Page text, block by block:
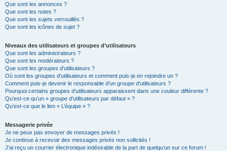
Que sont les annonces ?
Que sont les notes ?
Que sont les sujets verrouillés ?
Que sont les icônes de sujet ?
Niveaux des utilisateurs et groupes d’utilisateurs
Que sont les administrateurs ?
Que sont les modérateurs ?
Que sont les groupes d’utilisateurs ?
Où sont les groupes d’utilisateurs et comment puis-je en rejoindre un ?
Comment puis-je devenir le responsable d’un groupe d’utilisateurs ?
Pourquoi certains groupes d’utilisateurs apparaissent dans une couleur différente ?
Qu’est-ce qu’un « groupe d’utilisateurs par défaut » ?
Qu’est-ce que le lien « L’équipe » ?
Messagerie privée
Je ne peux pas envoyer de messages privés !
Je continue à recevoir des messages privés non sollicités !
J’ai reçu un courrier électronique indésirable de la part de quelqu’un sur ce forum !